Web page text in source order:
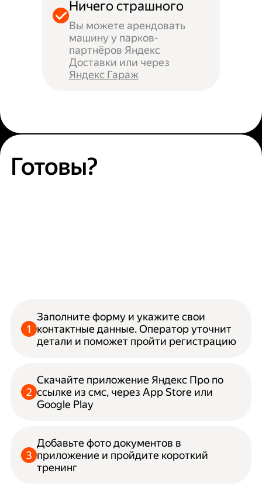
Ничего страшного
Вы можете арендовать
машину у парков-
партнёров Яндекс
Доставки или через
Яндекс Гараж
Готовы?
Заполните форму и укажите свои
контактные данные. Оператор уточнит
детали и поможет пройти регистрацию
Скачайте приложение Яндекс Про по
ссылке из смс, через App Store или
Google Play
Добавьте фото документов в
приложение и пройдите короткий
тренинг